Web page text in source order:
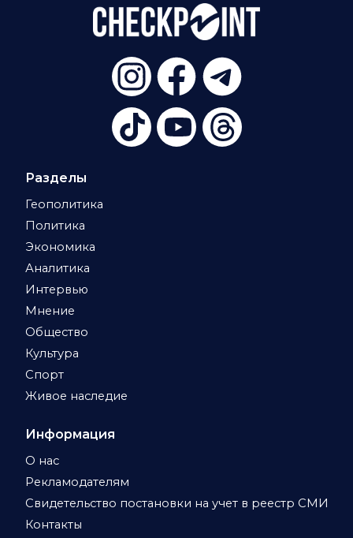
Разделы
Геополитика
Политика
Экономика
Аналитика
Интервью
Мнение
Общество
Культура
Спорт
Живое наследие
Информация
О нас
Рекламодателям
Свидетельство постановки на учет в реестр СМИ
Контакты